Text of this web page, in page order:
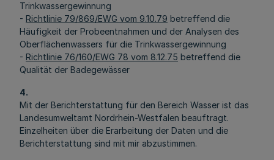
Trinkwassergewinnung
- Richtlinie 79/869/EWG vom 9.10.79 betreffend die
Häufigkeit der Probeentnahmen und der Analysen des
Oberflächenwassers für die Trinkwassergewinnung
- Richtlinie 76/160/EWG 78 vom 8.12.75 betreffend die
Qualität der Badegewässer
4.
Mit der Berichterstattung für den Bereich Wasser ist das
Landesumweltamt Nordrhein-Westfalen beauftragt.
Einzelheiten über die Erarbeitung der Daten und die
Berichterstattung sind mit mir abzustimmen.